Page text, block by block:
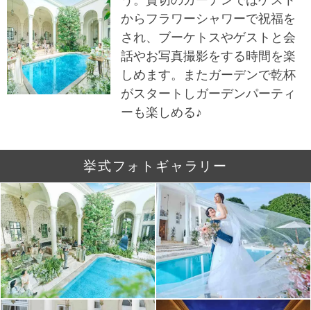
からフラワーシャワーで祝福を
され、ブーケトスやゲストと会
話やお写真撮影をする時間を楽
しめます。またガーデンで乾杯
がスタートしガーデンパーティ
ーも楽しめる♪
挙式フォトギャラリー